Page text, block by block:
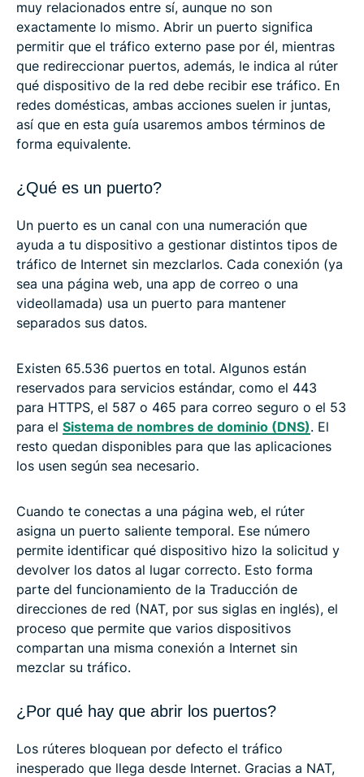
muy relacionados entre sí, aunque no son
exactamente lo mismo. Abrir un puerto significa
permitir que el tráfico externo pase por él, mientras
que redireccionar puertos, además, le indica al rúter
qué dispositivo de la red debe recibir ese tráfico. En
redes domésticas, ambas acciones suelen ir juntas,
así que en esta guía usaremos ambos términos de
forma equivalente.
¿Qué es un puerto?
Un puerto es un canal con una numeración que
ayuda a tu dispositivo a gestionar distintos tipos de
tráfico de Internet sin mezclarlos. Cada conexión (ya
sea una página web, una app de correo o una
videollamada) usa un puerto para mantener
separados sus datos.
Existen 65.536 puertos en total. Algunos están
reservados para servicios estándar, como el 443
para HTTPS, el 587 o 465 para correo seguro o el 53
para el Sistema de nombres de dominio (DNS). El
resto quedan disponibles para que las aplicaciones
los usen según sea necesario.
Cuando te conectas a una página web, el rúter
asigna un puerto saliente temporal. Ese número
permite identificar qué dispositivo hizo la solicitud y
devolver los datos al lugar correcto. Esto forma
parte del funcionamiento de la Traducción de
direcciones de red (NAT, por sus siglas en inglés), el
proceso que permite que varios dispositivos
compartan una misma conexión a Internet sin
mezclar su tráfico.
¿Por qué hay que abrir los puertos?
Los rúteres bloquean por defecto el tráfico
inesperado que llega desde Internet. Gracias a NAT,